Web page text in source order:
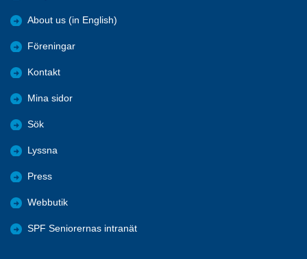
About us (in English)
Föreningar
Kontakt
Mina sidor
Sök
Lyssna
Press
Webbutik
SPF Seniorernas intranät